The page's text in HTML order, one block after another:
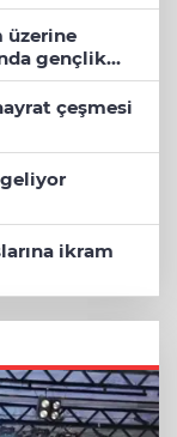
üzerine
gençlik
çeşmesi
geliyor
ikram